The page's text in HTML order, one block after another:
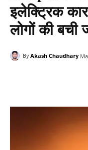
इलेक्ट्रिक
लोगों की बची
By Akash Chaudhary